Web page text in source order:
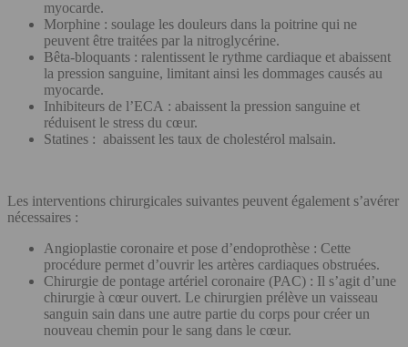
myocarde.
Morphine : soulage les douleurs dans la poitrine qui ne
peuvent être traitées par la nitroglycérine.
Bêta-bloquants : ralentissent le rythme cardiaque et abaissent
la pression sanguine, limitant ainsi les dommages causés au
myocarde.
Inhibiteurs de l’ECA : abaissent la pression sanguine et
réduisent le stress du cœur.
Statines : abaissent les taux de cholestérol malsain.
Les interventions chirurgicales suivantes peuvent également s’avérer
nécessaires :
Angioplastie coronaire et pose d’endoprothèse : Cette
procédure permet d’ouvrir les artères cardiaques obstruées.
Chirurgie de pontage artériel coronaire (PAC) : Il s’agit d’une
chirurgie à cœur ouvert. Le chirurgien prélève un vaisseau
sanguin sain dans une autre partie du corps pour créer un
nouveau chemin pour le sang dans le cœur.